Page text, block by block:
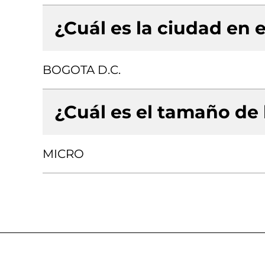
¿Cuál es la ciudad en
BOGOTA D.C.
¿Cuál es el tamaño
MICRO